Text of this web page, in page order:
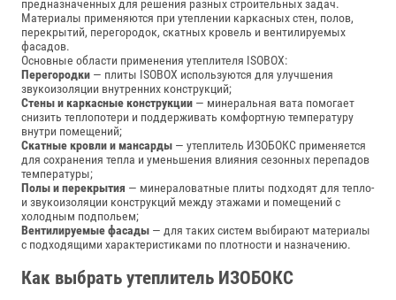
предназначенных для решения разных строительных задач.
Материалы применяются при утеплении каркасных стен, полов,
перекрытий, перегородок, скатных кровель и вентилируемых
фасадов.
Основные области применения утеплителя ISOBOX:
Перегородки — плиты ISOBOX используются для улучшения
звукоизоляции внутренних конструкций;
Стены и каркасные конструкции — минеральная вата помогает
снизить теплопотери и поддерживать комфортную температуру
внутри помещений;
Скатные кровли и мансарды — утеплитель ИЗОБОКС применяется
для сохранения тепла и уменьшения влияния сезонных перепадов
температуры;
Полы и перекрытия — минераловатные плиты подходят для тепло-
и звукоизоляции конструкций между этажами и помещений с
холодным подпольем;
Вентилируемые фасады — для таких систем выбирают материалы
с подходящими характеристиками по плотности и назначению.
Как выбрать утеплитель ИЗОБОКС